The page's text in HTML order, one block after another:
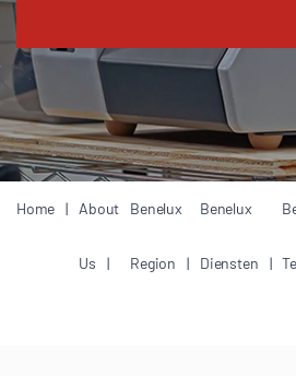
Home About
Us
Benelux
Region
Benelux
Diensten